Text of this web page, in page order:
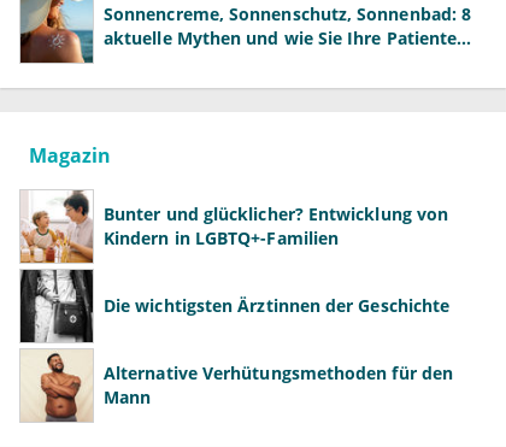
Sonnencreme, Sonnenschutz, Sonnenbad: 8
aktuelle Mythen und wie Sie Ihre Patienten
Magazin
Bunter und glücklicher? Entwicklung von
Kindern in LGBTQ+-Familien
Die wichtigsten Ärztinnen der Geschichte
Alternative Verhütungsmethoden für den
Mann